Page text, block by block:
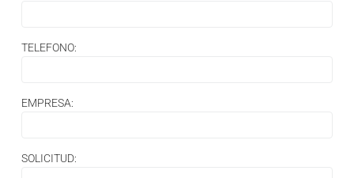
TELEFONO:
EMPRESA:
SOLICITUD: